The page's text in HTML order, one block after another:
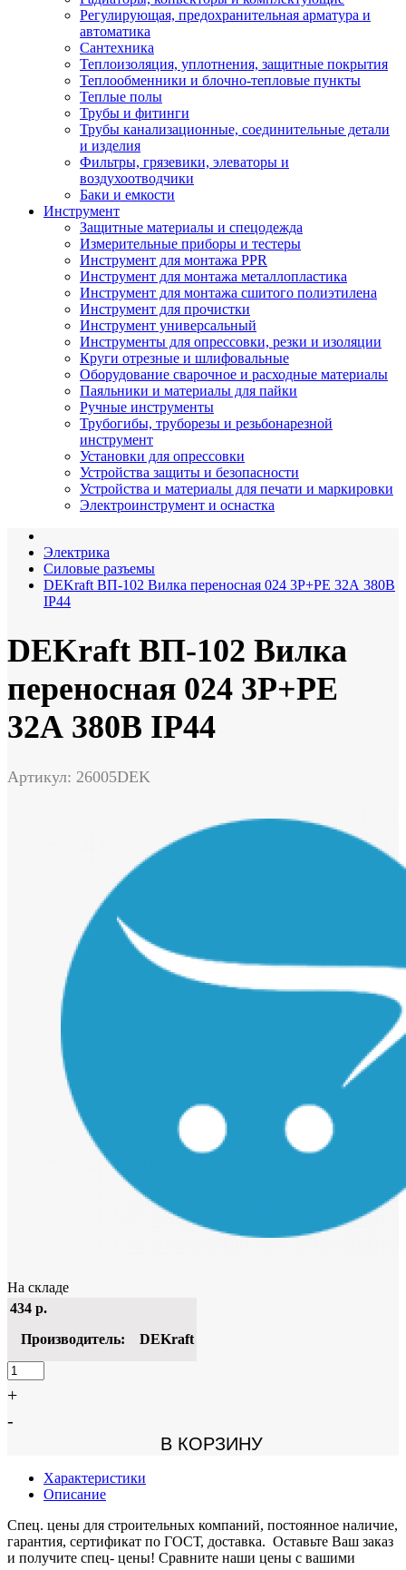
Регулирующая, предохранительная арматура и
автоматика
Сантехника
Теплоизоляция, уплотнения, защитные покрытия
Теплообменники и блочно-тепловые пункты
Теплые полы
Трубы и фитинги
Трубы канализационные, соединительные детали
и изделия
Фильтры, грязевики, элеваторы и
воздухоотводчики
Баки и емкости
Инструмент
Защитные материалы и спецодежда
Измерительные приборы и тестеры
Инструмент для монтажа PPR
Инструмент для монтажа металлопластика
Инструмент для монтажа сшитого полиэтилена
Инструмент для прочистки
Инструмент универсальный
Инструменты для опрессовки, резки и изоляции
Круги отрезные и шлифовальные
Оборудование сварочное и расходные материалы
Паяльники и материалы для пайки
Ручные инструменты
Трубогибы, труборезы и резьбонарезной
инструмент
Установки для опрессовки
Устройства защиты и безопасности
Устройства и материалы для печати и маркировки
Электроинструмент и оснастка
Электрика
Силовые разъемы
DEKraft ВП-102 Вилка переносная 024 3Р+РЕ 32А 380В
IP44
DEKraft ВП-102 Вилка
переносная 024 3Р+РЕ
32А 380В IP44
Артикул: 26005DEK
На складе
434 р.
Производитель:
DEKraft
+
-
В КОРЗИНУ
Характеристики
Описание
Спец. цены для строительных компаний, постоянное наличие,
гарантия, сертификат по ГОСТ, доставка. Оставьте Ваш заказ
и получите спец- цены! Сравните наши цены с вашими